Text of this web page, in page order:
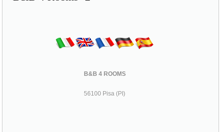
B&B 4 ROOMS
56100 Pisa (PI)